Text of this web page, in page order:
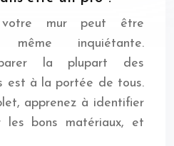
mur peut être
inquiétante.
la plupart des
est à la portée de tous.
apprenez à identifier
les bons matériaux, et